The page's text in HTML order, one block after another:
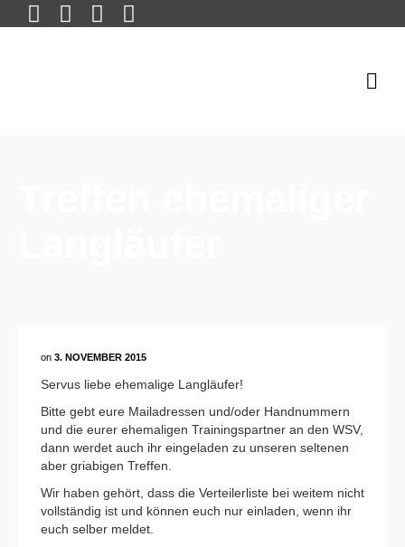
on 3. NOVEMBER 2015
Servus liebe ehemalige Langläufer!
Bitte gebt eure Mailadressen und/oder Handnummern
und die eurer ehemaligen Trainingspartner an den WSV,
dann werdet auch ihr eingeladen zu unseren seltenen
aber griabigen Treffen.
Wir haben gehört, dass die Verteilerliste bei weitem nicht
vollständig ist und können euch nur einladen, wenn ihr
euch selber meldet.